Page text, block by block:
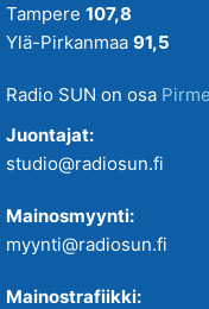
Tampere 107,8
Ylä-Pirkanmaa 91,5
Radio SUN on osa
Juontajat:
studio@radiosun.fi
Mainosmyynti:
myynti@radiosun.fi
Mainostrafiikki: